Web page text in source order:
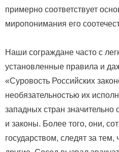
примерно соответствует
миропонимания его
Наши сограждане часто с
установленные правила и
«Суровость Российских
необязательностью их
западных стран
и законы. Более того, они,
государством, следят за